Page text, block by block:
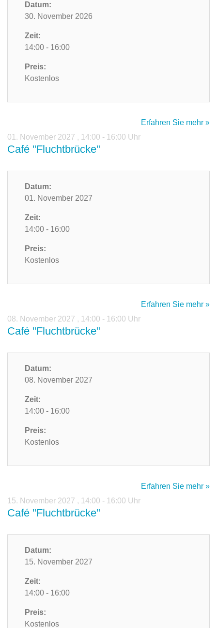
Datum:
30. November 2026
Zeit:
14:00 - 16:00
Preis:
Kostenlos
Erfahren Sie mehr »
01. November 2027 , 14:00 - 16:00 Uhr
Café "Fluchtbrücke"
Datum:
01. November 2027
Zeit:
14:00 - 16:00
Preis:
Kostenlos
Erfahren Sie mehr »
08. November 2027 , 14:00 - 16:00 Uhr
Café "Fluchtbrücke"
Datum:
08. November 2027
Zeit:
14:00 - 16:00
Preis:
Kostenlos
Erfahren Sie mehr »
15. November 2027 , 14:00 - 16:00 Uhr
Café "Fluchtbrücke"
Datum:
15. November 2027
Zeit:
14:00 - 16:00
Preis:
Kostenlos